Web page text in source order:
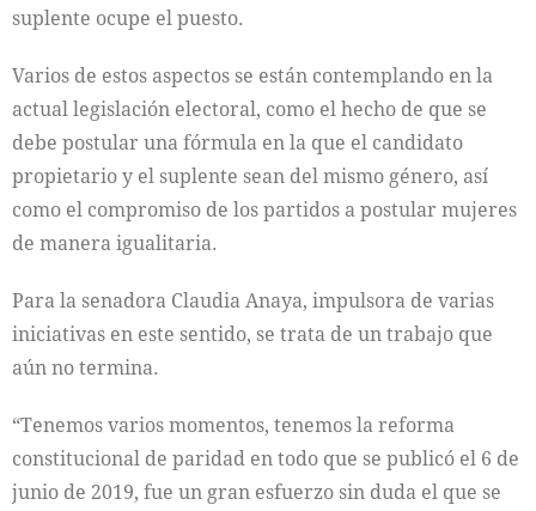
suplente ocupe el puesto.
Varios de estos aspectos se están contemplando en la
actual legislación electoral, como el hecho de que se
debe postular una fórmula en la que el candidato
propietario y el suplente sean del mismo género, así
como el compromiso de los partidos a postular mujeres
de manera igualitaria.
Para la senadora Claudia Anaya, impulsora de varias
iniciativas en este sentido, se trata de un trabajo que
aún no termina.
“Tenemos varios momentos, tenemos la reforma
constitucional de paridad en todo que se publicó el 6 de
junio de 2019, fue un gran esfuerzo sin duda el que se